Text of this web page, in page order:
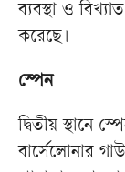
ব্যবস্থা ও
করেছে।
স্পেন
দ্বিতীয় স্থানে
বার্সেলোনার